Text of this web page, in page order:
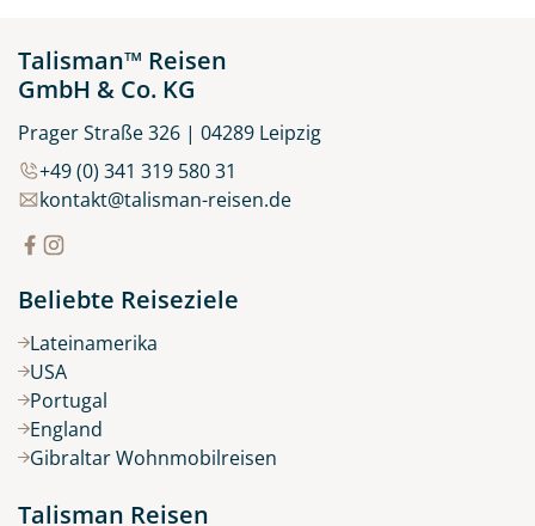
Talisman™ Reisen
GmbH & Co. KG
Prager Straße 326 | 04289 Leipzig
+49 (0) 341 319 580 31
kontakt@talisman-reisen.de
Beliebte Reiseziele
Lateinamerika
USA
Portugal
England
Gibraltar Wohnmobilreisen
Talisman Reisen